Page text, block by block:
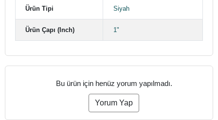
Ürün Tipi Siyah
Ürün Çapı (Inch) 1"
Bu ürün için henüz yorum yapılmadı.
Yorum Yap